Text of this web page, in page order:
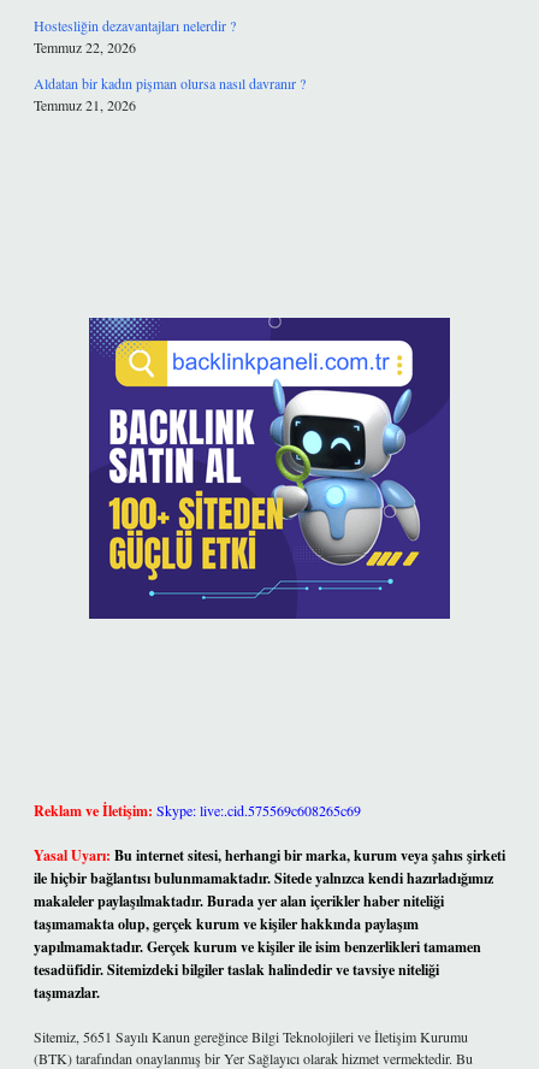
Hostesliğin dezavantajları nelerdir ?
Temmuz 22, 2026
Aldatan bir kadın pişman olursa nasıl davranır ?
Temmuz 21, 2026
Reklam ve İletişim: Skype: live:.cid.575569c608265c69
Yasal Uyarı: Bu internet sitesi, herhangi bir marka, kurum veya şahıs şirketi
ile hiçbir bağlantısı bulunmamaktadır. Sitede yalnızca kendi hazırladığımız
makaleler paylaşılmaktadır. Burada yer alan içerikler haber niteliği
taşımamakta olup, gerçek kurum ve kişiler hakkında paylaşım
yapılmamaktadır. Gerçek kurum ve kişiler ile isim benzerlikleri tamamen
tesadüfidir. Sitemizdeki bilgiler taslak halindedir ve tavsiye niteliği
taşımazlar.
Sitemiz, 5651 Sayılı Kanun gereğince Bilgi Teknolojileri ve İletişim Kurumu
(BTK) tarafından onaylanmış bir Yer Sağlayıcı olarak hizmet vermektedir. Bu